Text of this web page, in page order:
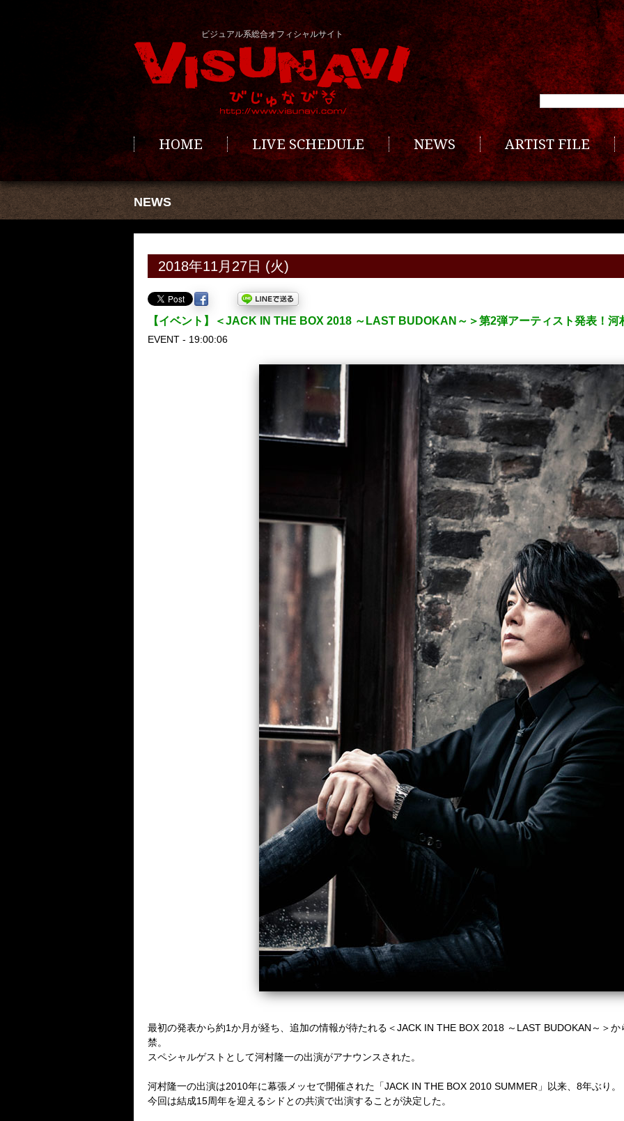
ビジュアル系総合オフィシャルサイト
HOME LIVE SCHEDULE NEWS ARTIST FILE
NEWS
2018年11月27日 (火)
【イベント】＜JACK IN THE BOX 2018 ～LAST BUDOKAN～＞第2弾アーティスト発表！河
EVENT - 19:00:06
最初の発表から約1か月が経ち、追加の情報が待たれる＜JACK IN THE BOX 2018 ～ LAST BUDOKAN ～＞か
禁。
スペシャルゲストとして河村隆一の出演がアナウンスされた。
河村隆一の出演は2010年に幕張メッセで開催された「JACK IN THE BOX 2010 SUMMER 」以来、 8年ぶり。
今回は結成15周年を迎えるシドとの共演で出演することが決定した。